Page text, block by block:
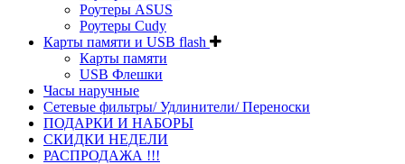
Роутеры ASUS
Роутеры Cudy
Карты памяти и USB flash
Карты памяти
USB Флешки
Часы наручные
Сетевые фильтры/ Удлинители/ Переноски
ПОДАРКИ И НАБОРЫ
СКИДКИ НЕДЕЛИ
РАСПРОДАЖА !!!